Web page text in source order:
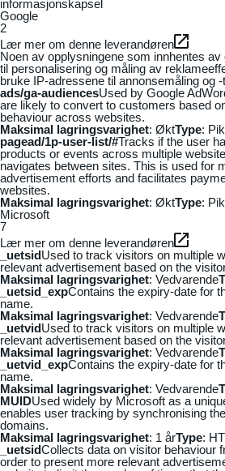
informasjonskapsel
Google
2
Lær mer om denne leverandøren
Noen av opplysningene som innhentes
til personalisering og måling av
bruke IP-adressene til annonsemåling og -
ads/ga-audiencesUsed by Google
are likely to convert to customers based
behaviour across websites.
Maksimal lagringsvarighet: ØktType:
pagead/1p-user-list/#Tracks if the user
products or events across multiple
navigates between sites. This is used for
advertisement efforts and facilitates
websites.
Maksimal lagringsvarighet: ØktType:
Microsoft
7
Lær mer om denne leverandøren
_uetsidUsed to track visitors on multiple
relevant advertisement based on the
Maksimal lagringsvarighet: Vedvarende
_uetsid_expContains the expiry-date for
name.
Maksimal lagringsvarighet: Vedvarende
_uetvidUsed to track visitors on multiple
relevant advertisement based on the
Maksimal lagringsvarighet: Vedvarende
_uetvid_expContains the expiry-date for
name.
Maksimal lagringsvarighet: Vedvarende
MUIDUsed widely by Microsoft as a
enables user tracking by synchronising
domains.
Maksimal lagringsvarighet: 1 årType:
_uetsidCollects data on visitor behaviour
order to present more relevant